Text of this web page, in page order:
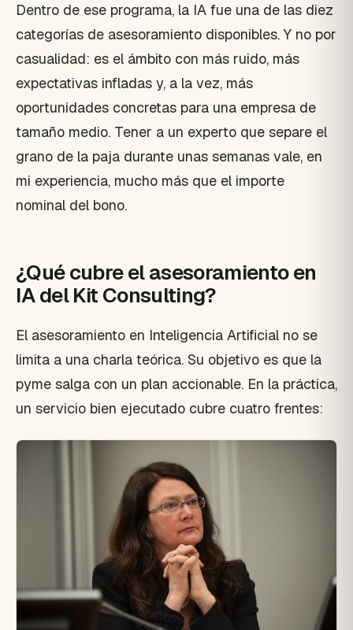
Dentro de ese programa, la IA fue una de las diez
categorías de asesoramiento disponibles. Y no por
casualidad: es el ámbito con más ruido, más
expectativas infladas y, a la vez, más
oportunidades concretas para una empresa de
tamaño medio. Tener a un experto que separe el
grano de la paja durante unas semanas vale, en
mi experiencia, mucho más que el importe
nominal del bono.
¿Qué cubre el asesoramiento en
IA del Kit Consulting?
El asesoramiento en Inteligencia Artificial no se
limita a una charla teórica. Su objetivo es que la
pyme salga con un plan accionable. En la práctica,
un servicio bien ejecutado cubre cuatro frentes: